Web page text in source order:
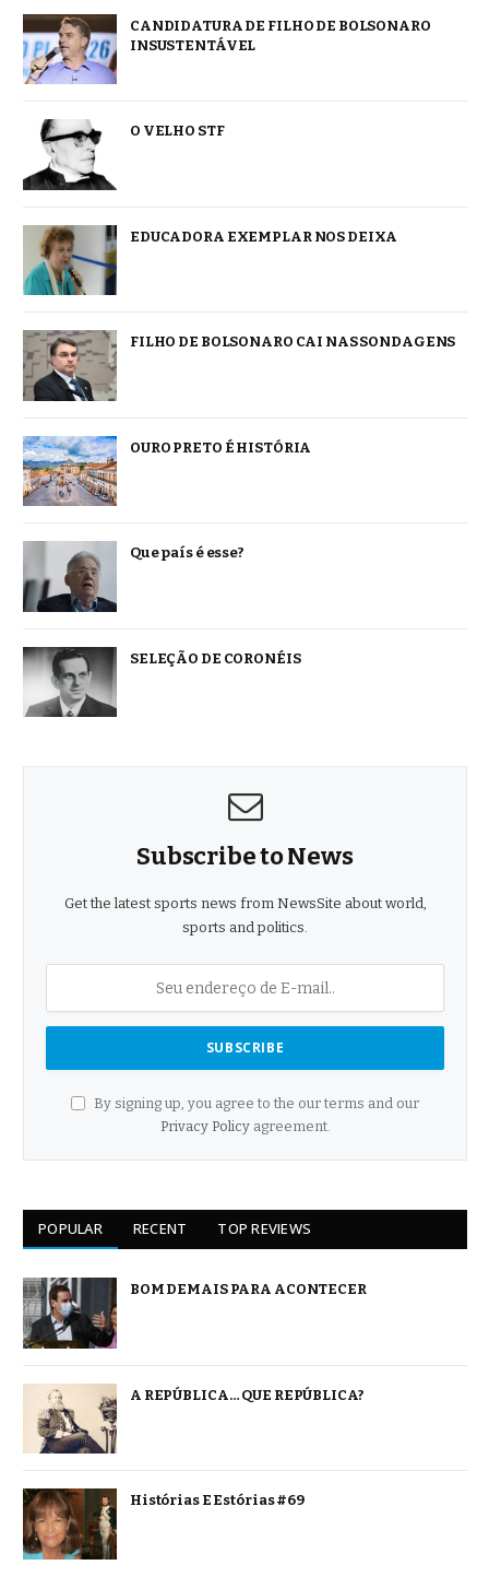
CANDIDATURA DE FILHO DE BOLSONARO
INSUSTENTÁVEL
O VELHO STF
EDUCADORA EXEMPLAR NOS DEIXA
FILHO DE BOLSONARO CAI NAS SONDAGENS
OURO PRETO É HISTÓRIA
Que país é esse?
SELEÇÃO DE CORONÉIS
Subscribe to News
Get the latest sports news from NewsSite about world,
sports and politics.
By signing up, you agree to the our terms and our
Privacy Policyagreement.
POPULAR RECENT TOP REVIEWS
BOM DEMAIS PARA ACONTECER
A REPÚBLICA… QUE REPÚBLICA?
Histórias E Estórias #69